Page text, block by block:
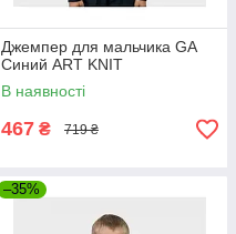
Джемпер для мальчика GA
Синий ART KNIT
В наявності
467 ₴ 719 ₴
–35%